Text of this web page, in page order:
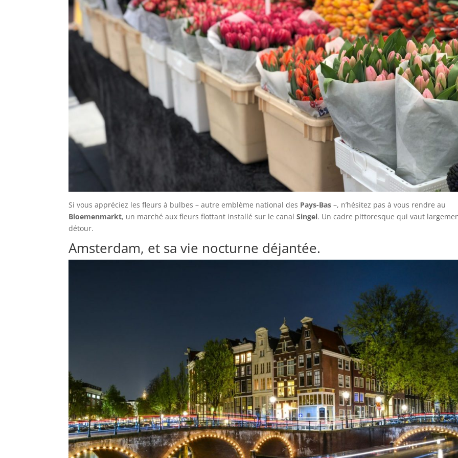
Si vous appréciez les fleurs à bulbes – autre emblème national des Pays-Bas –, n’hésitez pas à vous rendre au
Bloemenmarkt, un marché aux fleurs flottant installé sur le canalSingel. Un cadre pittoresque qui vaut
détour.
Amsterdam, et sa vie nocturne déjantée.